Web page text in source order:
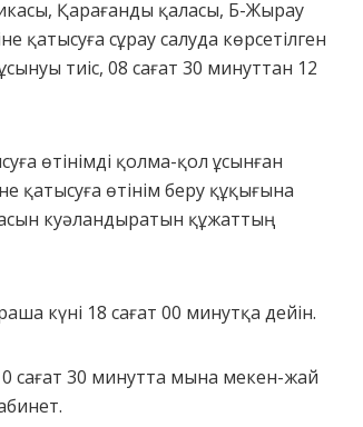
Қарағанды қаласы, Б-Жырау
сұрау салуда көрсетілген
тиіс, 08 сағат 30 минуттан 12
өтінімді қолма-қол ұсынған
қатысуға өтінім беру құқығына
куәландыратын құжаттың
күні 18 сағат 00 минутқа дейін.
сағат 30 минутта мына мекен-жай